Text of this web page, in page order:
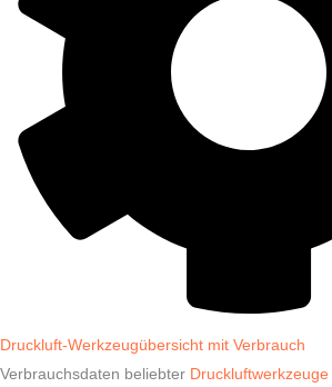
Druckluft-Werkzeugübersicht mit Verbrauch
Verbrauchsdaten beliebter Druckluftwerkzeuge